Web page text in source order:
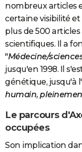
nombreux articles
certaine visibilité et
plus de 500
scientifiques. Il a
"Médecine/
jusqu'en 1998. Il
génétique, jusqu'à
humain,
Le parcours
occupées
Son implication